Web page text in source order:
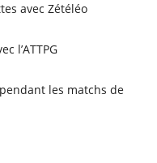
avec Zétéléo
l’ATTPG
les matchs de